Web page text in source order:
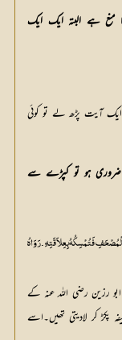
منع ہے البتہ ایک ایک
ضروری ہو تو کپڑے سے
رزین رضی اللہ عنہ کے
پکڑ کر لادیتی تھیں۔اسے